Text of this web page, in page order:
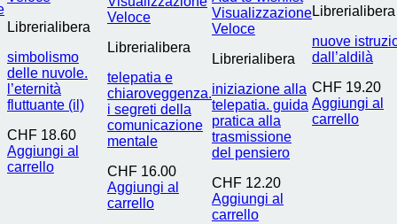
Librerialibera
simbolismo
delle nuvole.
l’eternità
fluttuante (il)
CHF18.60
Aggiungi al
carrello
Veloce
Librerialibera
telepatia e
chiaroveggenza.
i segreti della
comunicazione
mentale
CHF16.00
Aggiungi al
carrello
Visualizzazione
Veloce
Librerialibera
iniziazione alla
telepatia. guida
pratica alla
trasmissione
del pensiero
CHF12.20
Aggiungi al
carrello
Librerialibera
nuove
dall’aldilà
CHF 19.20
Aggiungi al
carrello